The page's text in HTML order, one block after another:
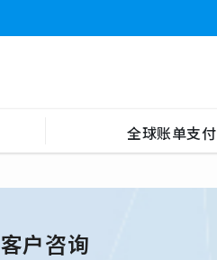
全球账单支付
客户咨询